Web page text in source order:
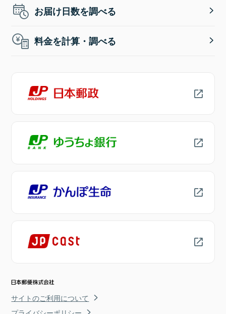
お届け日数を調べる
料金を計算・調べる
サイトのご利用について